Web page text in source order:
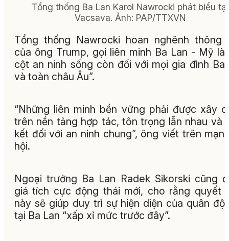
Tổng thống Ba Lan Karol Nawrocki phát biểu tại
Vacsava. Ảnh: PAP/TTXVN
Tổng thống Nawrocki hoan nghênh thông
của ông Trump, gọi liên minh Ba Lan - Mỹ là
cột an ninh sống còn đối với mọi gia đình Ba
và toàn châu Âu”.
“Những liên minh bền vững phải được xây
trên nền tảng hợp tác, tôn trọng lẫn nhau và
kết đối với an ninh chung”, ông viết trên
hội.
Ngoại trưởng Ba Lan Radek Sikorski cũng
giá tích cực động thái mới, cho rằng quyết
này sẽ giúp duy trì sự hiện diện của quân
tại Ba Lan “xấp xỉ mức trước đây”.